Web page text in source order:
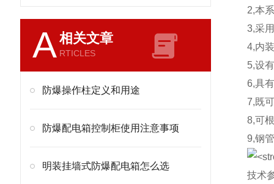
A相关文章
RTICLES
防爆操作柱定义和用途
防爆配电箱控制柜使用注意事项
明装挂墙式防爆配电箱怎么选
2,本
3,采
4,内
5,设
6,具
7,既
8,可
9,钢
技术